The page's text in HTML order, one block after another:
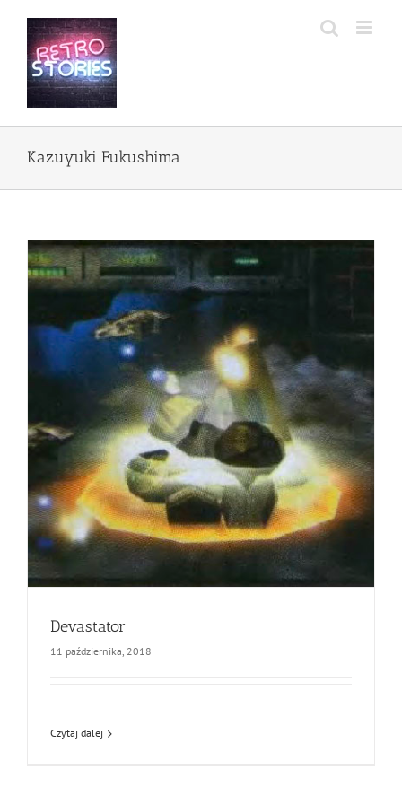
zawartości
Kazuyuki Fukushima
Devastator
11 października, 2018
Czytaj dalej